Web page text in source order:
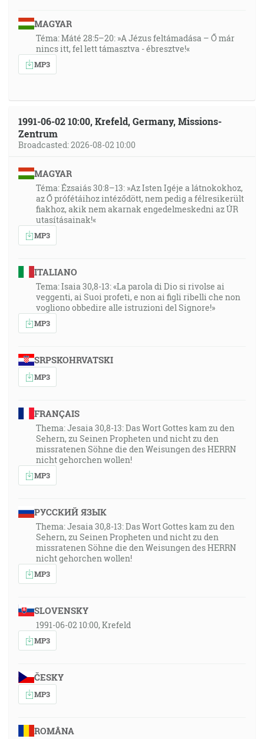
MAGYAR
Téma: Máté 28:5–20: »A Jézus feltámadása – Ő már
nincs itt, fel lett támasztva - ébresztve!«
MP3
1991-06-02 10:00, Krefeld, Germany, Missions-
Zentrum
Broadcasted: 2026-08-02 10:00
MAGYAR
Téma: Ézsaiás 30:8–13: »Az Isten Igéje a látnokokhoz,
az Ő prófétáihoz intéződött, nem pedig a félresikerült
fiakhoz, akik nem akarnak engedelmeskedni az ÚR
utasításainak!«
MP3
ITALIANO
Tema: Isaia 30,8-13: «La parola di Dio si rivolse ai
veggenti, ai Suoi profeti, e non ai figli ribelli che non
vogliono obbedire alle istruzioni del Signore!»
MP3
SRPSKOHRVATSKI
MP3
FRANÇAIS
Thema: Jesaia 30,8-13: Das Wort Gottes kam zu den
Sehern, zu Seinen Propheten und nicht zu den
missratenen Söhne die den Weisungen des HERRN
nicht gehorchen wollen!
MP3
РУССКИЙ ЯЗЫК
Thema: Jesaia 30,8-13: Das Wort Gottes kam zu den
Sehern, zu Seinen Propheten und nicht zu den
missratenen Söhne die den Weisungen des HERRN
nicht gehorchen wollen!
MP3
SLOVENSKY
1991-06-02 10:00, Krefeld
MP3
ČESKY
MP3
ROMÂNA